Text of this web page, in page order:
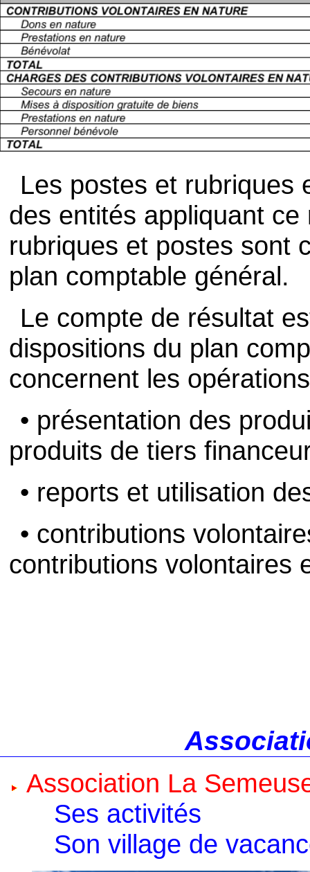
Les postes et rubriques
des entités appliquant
rubriques et postes sont
plan comptable général.
Le compte de résultat
dispositions du plan
concernent les
• présentation des
produits de tiers
• reports et utilisation
• contributions
contributions volontaires
Association La
Ses activités
Son village de